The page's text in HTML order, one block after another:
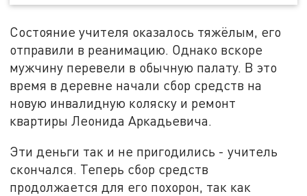
Состояние учителя оказалось тяжёлым, его
отправили в реанимацию. Однако вскоре
мужчину перевели в обычную палату. В это
время в деревне начали сбор средств на
новую инвалидную коляску и ремонт
квартиры Леонида Аркадьевича.
Эти деньги так и не пригодились - учитель
скончался. Теперь сбор средств
продолжается для его похорон, так как